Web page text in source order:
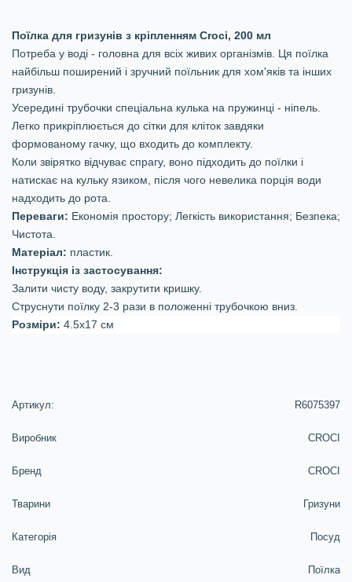
Поїлка для гризунів з кріпленням Croci, 200 мл
Потреба у воді - головна для всіх живих організмів. Ця поїлка
найбільш поширений і зручний поїльник для хом'яків та інших
гризунів.
Усередині трубочки спеціальна кулька на пружинці - ніпель.
Легко прикріплюється до сітки для кліток завдяки
формованому гачку, що входить до комплекту.
Коли звірятко відчуває спрагу, воно підходить до поїлки і
натискає на кульку язиком, після чого невелика порція води
надходить до рота.
Переваги: Економія простору; Легкість використання; Безпека;
Чистота.
Матеріал: пластик.
Інструкція із застосування:
Залити чисту воду, закрутити кришку.
Струснути поїлку 2-3 рази в положенні трубочкою вниз.
Розміри: 4.5х17 см
Артикул: R6075397
Виробник CROCI
Бренд CROCI
Тварини Гризуни
Категорія Посуд
Вид Поїлка